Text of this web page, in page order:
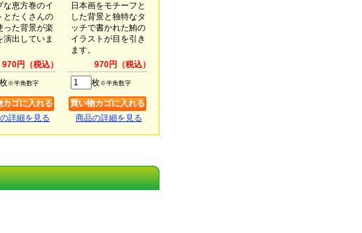
な恵方巻のイ
とたくさんの
った背景が楽
演出していま
970円（税込）
枚※半角数字
詳細を見る
日本画をモチーフと
した背景と独特なタ
ッチで書かれた鮪の
イラストが目を引き
ます。
970円（税込）
枚※半角数字
商品の詳細を見る